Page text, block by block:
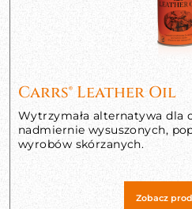
Carrs® Leather Oil
Wytrzymała alternatywa dla
nadmiernie wysuszonych,
wyrobów skórzanych.
Zobacz